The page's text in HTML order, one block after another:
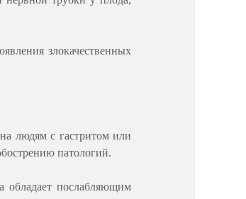
злокачественных
людям с гастритом или
патологий.
обладает послабляющим